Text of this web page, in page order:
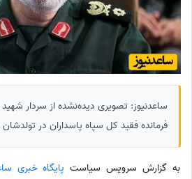
ساعدنیوز: تصویری دیده‌نشده‌ از سردار
فرمانده فقید کل سپاه پاسداران در
به گزارش سرویس سیاست پایگاه خبری